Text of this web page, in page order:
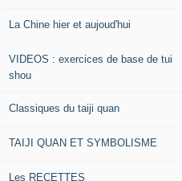
La Chine hier et aujoud'hui
VIDEOS : exercices de base de tui
shou
Classiques du taiji quan
TAIJI QUAN ET SYMBOLISME
Les RECETTES